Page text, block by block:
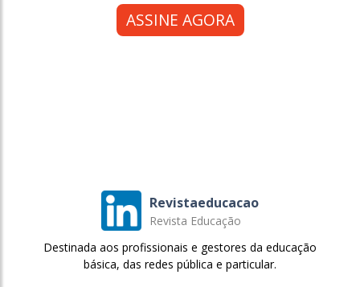
ASSINE AGORA
Revistaeducacao
Revista Educação
Destinada aos profissionais e gestores da educação
básica, das redes pública e particular.